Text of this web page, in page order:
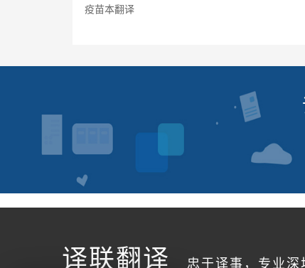
疫苗本翻译
译联翻译 忠于译事，专业深